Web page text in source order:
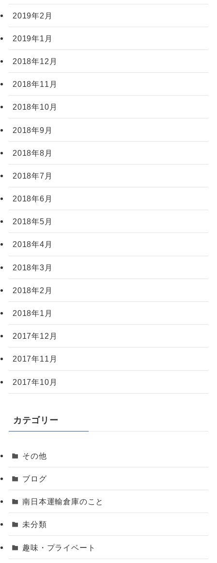
2019年2月
2019年1月
2018年12月
2018年11月
2018年10月
2018年9月
2018年8月
2018年7月
2018年6月
2018年5月
2018年4月
2018年3月
2018年2月
2018年1月
2017年12月
2017年11月
2017年10月
カテゴリー
その他
ブログ
南日本運輸倉庫のこと
未分類
趣味・プライベート